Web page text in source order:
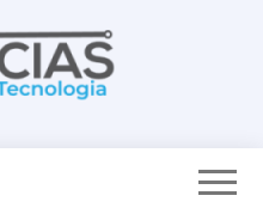
noticias de